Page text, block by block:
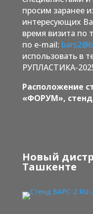
просим заранее
интересующих
время визита по
по e-mail:
использовать в
РУПЛАСТИКА-
Расположение
«ФОРУМ», стенд
Новый
Ташкенте